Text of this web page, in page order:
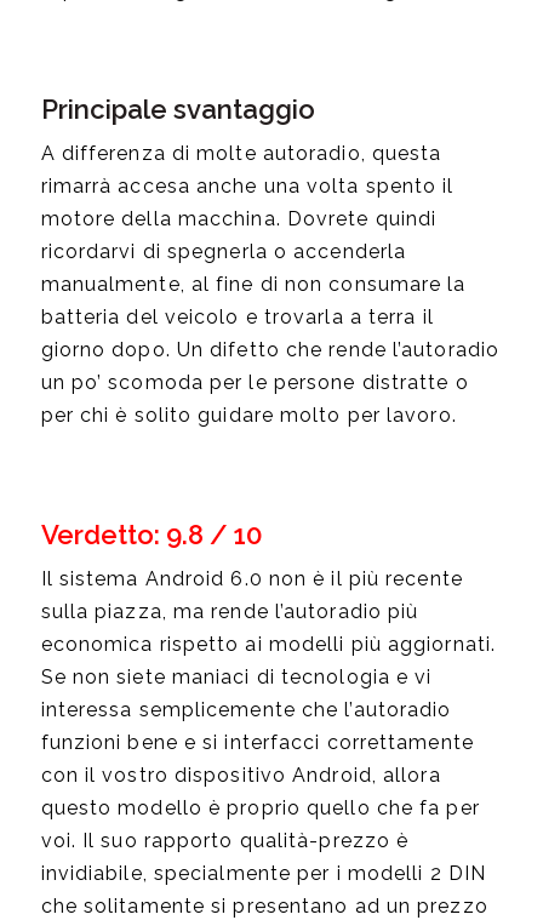
Principale svantaggio
A differenza di molte autoradio, questa
rimarrà accesa anche una volta spento il
motore della macchina. Dovrete quindi
ricordarvi di spegnerla o accenderla
manualmente, al fine di non consumare la
batteria del veicolo e trovarla a terra il
giorno dopo. Un difetto che rende l’autoradio
un po’ scomoda per le persone distratte o
per chi è solito guidare molto per lavoro.
Verdetto: 9.8 / 10
Il sistema Android 6.0 non è il più recente
sulla piazza, ma rende l’autoradio più
economica rispetto ai modelli più aggiornati.
Se non siete maniaci di tecnologia e vi
interessa semplicemente che l’autoradio
funzioni bene e si interfacci correttamente
con il vostro dispositivo Android, allora
questo modello è proprio quello che fa per
voi. Il suo rapporto qualità-prezzo è
invidiabile, specialmente per i modelli 2 DIN
che solitamente si presentano ad un prezzo